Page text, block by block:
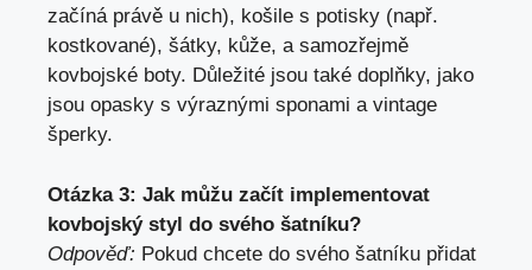
začíná právě u nich), košile s potisky (např.
kostkované), šátky, kůže, a samozřejmě
kovbojské boty. Důležité jsou také doplňky, jako
jsou opasky s výraznými sponami a vintage
šperky.
Otázka 3: Jak můžu začít implementovat
kovbojský styl do svého šatníku?
Odpověď: Pokud chcete do svého šatníku přidat